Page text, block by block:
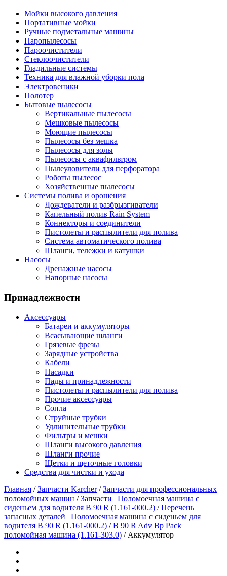
Мойки высокого давления
Портативные мойки
Ручные подметальные машины
Паропылесосы
Пароочистители
Стеклоочистители
Гладильные системы
Техника для влажной уборки пола
Электровеники
Полотер
Бытовые пылесосы
Вертикальные пылесосы
Мешковые пылесосы
Моющие пылесосы
Пылесосы без мешка
Пылесосы для золы
Пылесосы с аквафильтром
Пылеуловители для перфоратора
Роботы пылесос
Хозяйственные пылесосы
Системы полива и орошения
Дождеватели и разбрызгиватели
Капельный полив Rain System
Коннекторы и соединители
Пистолеты и распылители для полива
Система автоматического полива
Шланги, тележки и катушки
Насосы
Дренажные насосы
Напорные насосы
Принадлежности
Аксессуары
Батареи и аккумуляторы
Всасывающие шланги
Грязевые фрезы
Зарядные устройства
Кабели
Насадки
Пады и принадлежности
Пистолеты и распылители для полива
Прочие аксессуары
Сопла
Струйные трубки
Удлинительные трубки
Фильтры и мешки
Шланги высокого давления
Шланги прочие
Щетки и щеточные головки
Средства для чистки и ухода
Главная /Запчасти Karcher/Запчасти для профессиональных
поломойных машин /Запчасти | Поломоечная машина с
сиденьем для водителя B 90 R (1.161-000.2) /Перечень
запасных деталей | Поломоечная машина с сиденьем для
водителя B 90 R (1.161-000.2) /B 90 R Adv Bp Pack
поломойная машина (1.161-303.0) / Аккумулятор